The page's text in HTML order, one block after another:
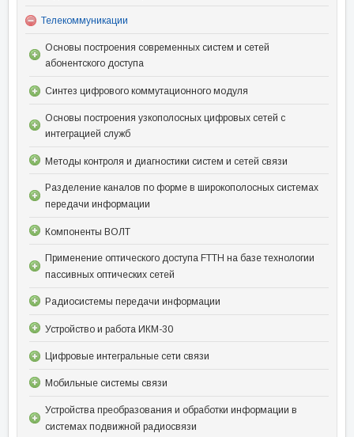
Телекоммуникации
Основы построения современных систем и сетей
абонентского доступа
Синтез цифрового коммутационного модуля
Основы построения узкополосных цифровых сетей с
интеграцией служб
Методы контроля и диагностики систем и сетей связи
Разделение каналов по форме в широкополосных системах
передачи информации
Компоненты ВОЛТ
Применение оптического доступа FTTH на базе технологии
пассивных оптических сетей
Радиосистемы передачи информации
Устройство и работа ИКМ-30
Цифровые интегральные сети связи
Мобильные системы связи
Устройства преобразования и обработки информации в
системах подвижной радиосвязи